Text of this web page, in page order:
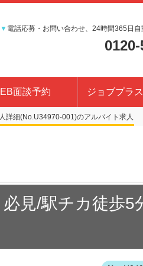
▼ 電話応募・お問い合わせ、24時間365日自
面談予約 ジョブプラ
詳細(No.U34970-001)
見/駅チカ徒歩5